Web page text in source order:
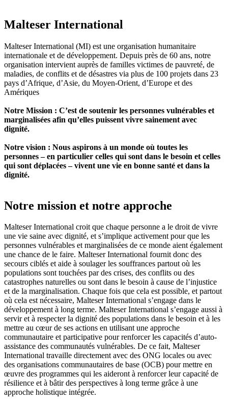
Malteser International
Malteser International (MI) est une organisation humanitaire
internationale et de développement. Depuis près de 60 ans, notre
organisation intervient auprès de familles victimes de pauvreté, de
maladies, de conflits et de désastres via plus de 100 projets dans 23
pays d’Afrique, d’Asie, du Moyen-Orient, d’Europe et des
Amériques
Notre Mission : C’est de soutenir les personnes vulnérables et
marginalisées afin qu’elles puissent vivre sainement avec
dignité.
Notre vision : Nous aspirons à un monde où toutes les
personnes – en particulier celles qui sont dans le besoin et celles
qui sont déplacées – vivent une vie en bonne santé et dans la
dignité.
Notre mission et notre approche
Malteser International croit que chaque personne a le droit de vivre
une vie saine avec dignité, et s’implique activement pour que les
personnes vulnérables et marginalisées de ce monde aient également
une chance de le faire. Malteser International fournit donc des
secours ciblés et aide à soulager les souffrances partout où les
populations sont touchées par des crises, des conflits ou des
catastrophes naturelles ou sont dans le besoin à cause de l’injustice
et de la marginalisation. Chaque fois que cela est possible, et partout
où cela est nécessaire, Malteser International s’engage dans le
développement à long terme. Malteser International s’engage aussi à
servir et à respecter la dignité des populations dans le besoin et à les
mettre au cœur de ses actions en utilisant une approche
communautaire et participative pour renforcer les capacités d’auto-
assistance des communautés vulnérables. De ce fait, Malteser
International travaille directement avec des ONG locales ou avec
des organisations communautaires de base (OCB) pour mettre en
œuvre des programmes qui les aideront à renforcer leur capacité de
résilience et à bâtir des perspectives à long terme grâce à une
approche holistique intégrée.